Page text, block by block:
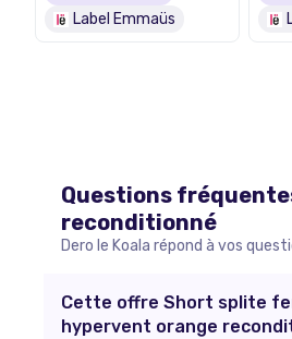
Label Emmaüs
Questions
reconditionné
Dero le Koala répond à vos
Cette offre Short splite
hypervent orange